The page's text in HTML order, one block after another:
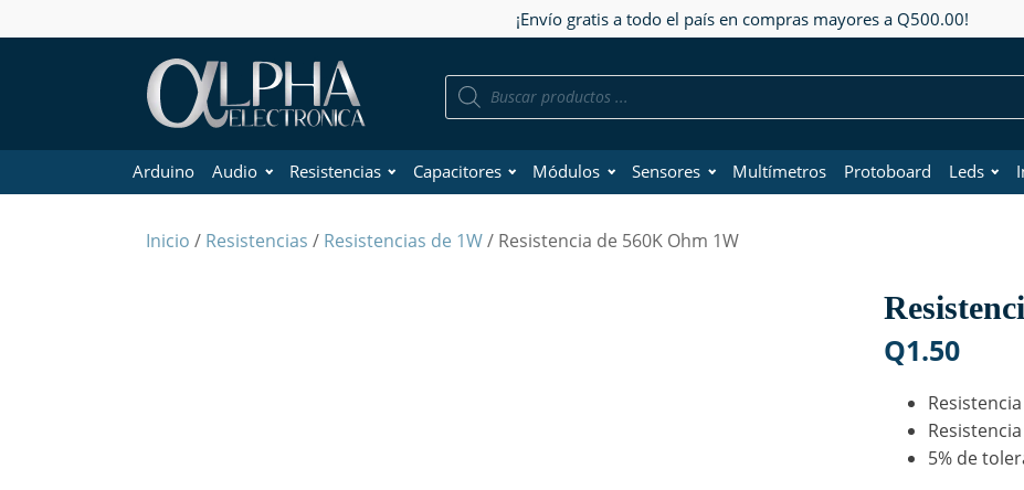
¡Envío gratis a todo el país en compras mayores a Q500.00!
Búsqueda
Arduino Audio Resistencias Capacitores Módulos Sensores Multímetros Protoboard Leds
Inicio / Resistencias / Resistencias de 1W/ Resistencia de 560K Ohm 1W
Q1.50
5% de